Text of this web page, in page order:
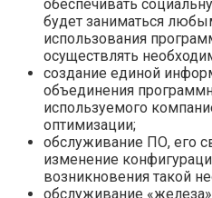
обеспечивать
будет заниматься
использования
осуществлять
создание единой
объединения
используемого
оптимизации;
обслуживание ПО, его
изменение
возникновения такой
обслуживание